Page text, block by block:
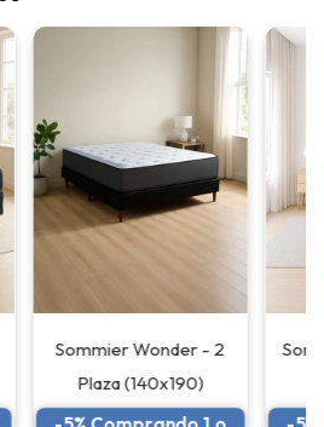
Sommier Wonder - 2
Plaza (140x190)